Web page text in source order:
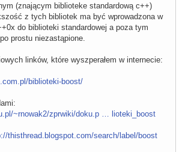
(znającym biblioteke standardową c++)
z tych bibliotek ma być wprowadzona w
do biblioteki standardowej a poza tym
prostu niezastąpione.
linków, które wyszperałem w internecie:
biblioteki-boost/
~rnowak2/zprwiki/doku.p … lioteki_boost
thisthread.blogspot.com/search/label/boost